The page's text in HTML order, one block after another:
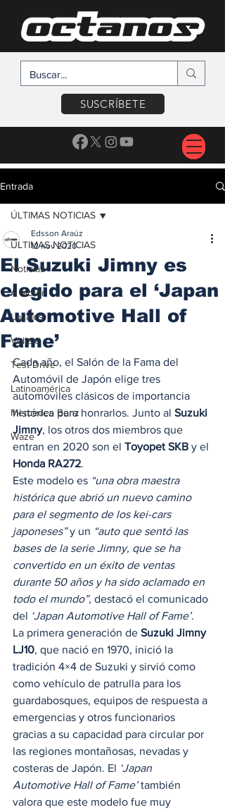
SUSCRÍBETE
Entrada
ÚLTIMAS NOTICIAS
Noticias
A Motor
Locales
Voltaje
Test Drive
Latinoamérica
Mercedes Benz
Waze
ÚLTIMAS NOTICIAS
El Suzuki Jimny es
elegido para el ‘Japan
Automotive Hall of
Fame’
Edsson Araúz
12 nov 2020
Cada año, el Salón de la Fama del
Automóvil de Japón elige tres
automóviles clásicos de importancia
histórica para honrarlos. Junto al Suzuki
Jimny, los otros dos miembros que
entran en 2020 son el Toyopet SKB y el
Honda RA272.
Este modelo es “una obra maestra
histórica que abrió un nuevo camino
para el segmento de los kei-cars
japoneses” y un “auto que sentó las
bases de la serie Jimny, que se ha
convertido en un éxito de ventas
durante 50 años y ha sido aclamado en
todo el mundo”, destacó el comunicado
del ‘Japan Automotive Hall of Fame’.
La primera generación de Suzuki Jimny
LJ10, que nació en 1970, inició la
tradición 4×4 de Suzuki y sirvió como
como vehículo de patrulla para los
guardabosques, equipos de respuesta a
emergencias y otros funcionarios
gracias a su capacidad para circular por
las regiones montañosas, nevadas y
costeras de Japón. El ‘Japan
Automotive Hall of Fame’ también
valora que este modelo fue muy